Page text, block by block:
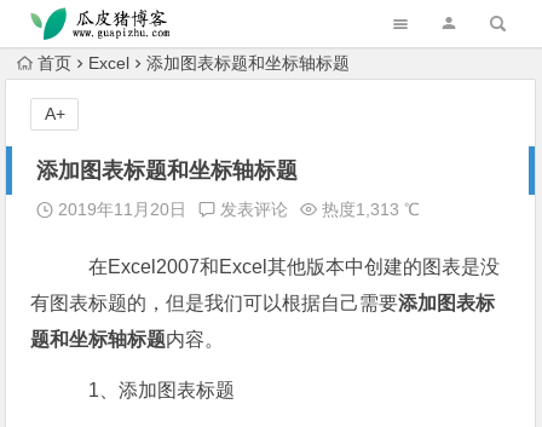
跳转到主内容
首页 Excel 添加图表标题和坐标轴标题
添加图表标题和坐标轴标题
2019年11月20日 发表评论 热度1,313 ℃
在Excel2007和Excel其他版本中创建的图表是没
有图表标题的，但是我们可以根据自己需要添加图表标
题和坐标轴标题内容。
1、添加图表标题
A+